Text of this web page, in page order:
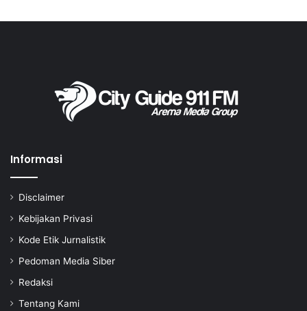
Informasi
Disclaimer
Kebijakan Privasi
Kode Etik Jurnalistik
Pedoman Media Siber
Redaksi
Tentang Kami